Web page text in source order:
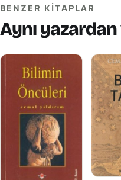
BENZER KITAPLAR
Aynı